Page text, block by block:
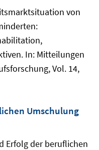
von
In: Mitteilungen
Vol. 14,
Umschulung
Erfolg der beruflichen